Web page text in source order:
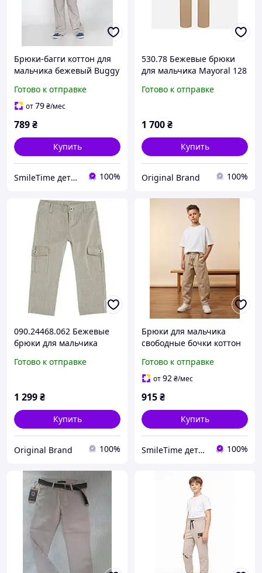
Брюки-багги коттон для
мальчика бежевый Buggy
SmileTime
Готово к отправке
от79₴/мес
789₴
Купить
SmileTime детская одежда от производителя 100%
530.78 Бежевые брюки
для мальчика Mayoral 128
Готово к отправке
1 700₴
Купить
Original Brand 100%
090.24468.062 Бежевые
брюки для мальчика
Готово к отправке
1 299₴
Купить
Original Brand 100%
Брюки для мальчика
свободные бочки коттон
Barrel Cotton бежевый
Готово к отправке
от92₴/мес
915₴
Купить
SmileTime детская одежда от производителя 100%